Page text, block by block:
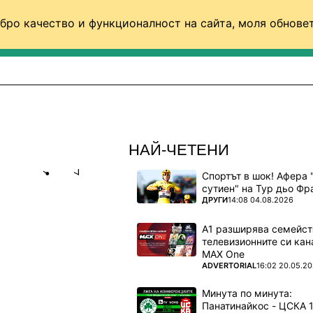
качество и функционалност на сайта, моля
НАЙ-ЧЕТЕНИ
Спортът в шок! Афера
сутиен" на Тур дьо
ПОВЕЧЕ ОТ
ДРУГИ14:08 04.08.2026
А1 разширява
телевизионните си
MAX One
ПОВЕЧЕ ОТ
ADVERTORIAL16:02
Минута по минута: